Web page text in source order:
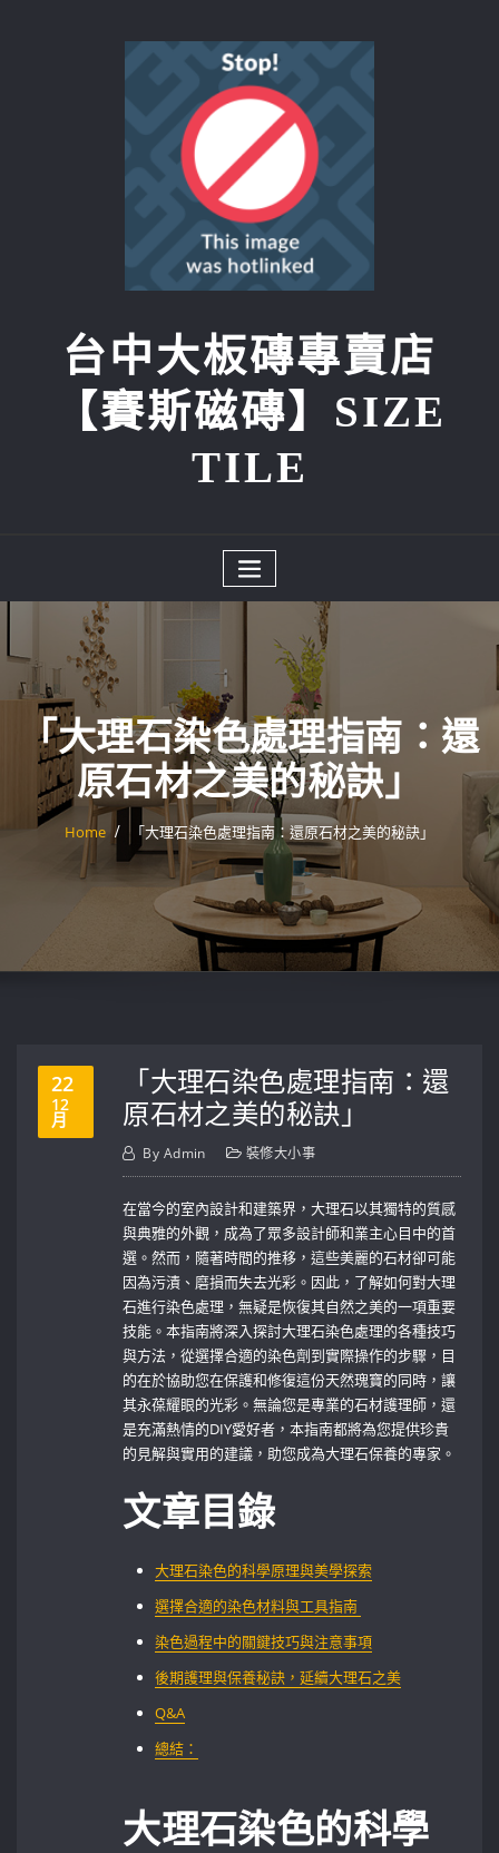
台中大板磚專賣店
【賽斯磁磚】SIZE
TILE
「大理石染色處理指南：還
原石材之美的秘訣」
Home 「大理石染色處理指南：還原石材之美的秘訣」
22
12
月
「大理石染色處理指南：還
原石材之美的秘訣」
By Admin 裝修大小事
在當今的室內設計和建築界，大理石以其獨特的質感
與典雅的外觀，成為了眾多設計師和業主心目中的首
選。然而，隨著時間的推移，這些美麗的石材卻可能
因為污漬、磨損而失去光彩。因此，了解如何對大理
石進行染色處理，無疑是恢復其自然之美的一項重要
技能。本指南將深入探討大理石染色處理的各種技巧
與方法，從選擇合適的染色劑到實際操作的步驟，目
的在於協助您在保護和修復這份天然瑰寶的同時，讓
其永葆耀眼的光彩。無論您是專業的石材護理師，還
是充滿熱情的DIY愛好者，本指南都將為您提供珍貴
的見解與實用的建議，助您成為大理石保養的專家。
文章目錄
大理石染色的科學原理與美學探索
選擇合適的染色材料與工具指南 ‌
染色過程中的關鍵技巧與注意事項⁤
後期護理與保養秘訣，延續大理石之美
Q&A
總結：
大理石染色的科學